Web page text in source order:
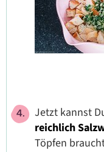
Jetzt kannst
reichlich
Töpfen